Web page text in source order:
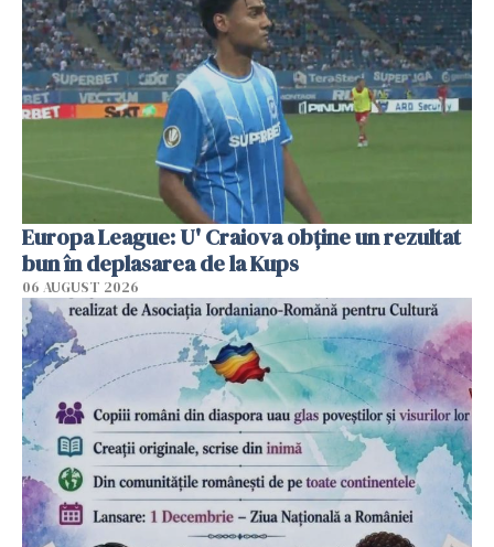
Europa League: U' Craiova obține un rezultat
bun în deplasarea de la Kups
06 AUGUST 2026